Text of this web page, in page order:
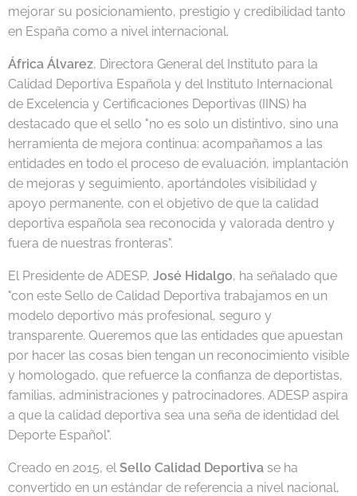
mejorar su posicionamiento, prestigio y credibilidad tanto
en España como a nivel internacional.
África Álvarez, Directora General del Instituto para la
Calidad Deportiva Española y del Instituto Internacional
de Excelencia y Certificaciones Deportivas (IINS) ha
destacado que el sello "no es solo un distintivo, sino una
herramienta de mejora continua: acompañamos a las
entidades en todo el proceso de evaluación, implantación
de mejoras y seguimiento, aportándoles visibilidad y
apoyo permanente, con el objetivo de que la calidad
deportiva española sea reconocida y valorada dentro y
fuera de nuestras fronteras".
El Presidente de ADESP, José Hidalgo, ha señalado que
"con este Sello de Calidad Deportiva trabajamos en un
modelo deportivo más profesional, seguro y
transparente. Queremos que las entidades que apuestan
por hacer las cosas bien tengan un reconocimiento visible
y homologado, que refuerce la confianza de deportistas,
familias, administraciones y patrocinadores. ADESP aspira
a que la calidad deportiva sea una seña de identidad del
Deporte Español".
Creado en 2015, elSello Calidad Deportiva se ha
convertido en un estándar de referencia a nivel nacional,